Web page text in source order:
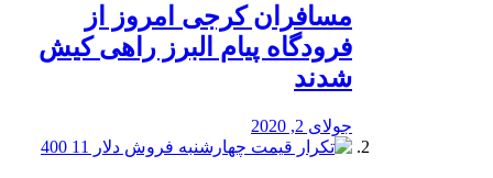
مسافران کرجی امروز از
فرودگاه پیام البرز راهی کیش
شدند
جولای 2, 2020